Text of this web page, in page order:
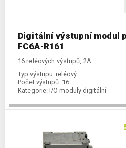
Digitální výstupní modul
FC6A-R161
16 reléových výstupů, 2A
Typ výstupu: reléový
Počet výstupů: 16
Kategorie: I/O moduly digitální